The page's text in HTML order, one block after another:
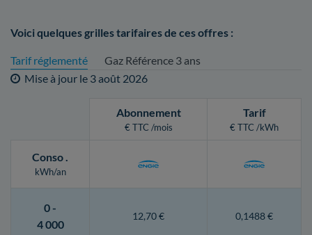
Voici quelques grilles tarifaires de ces offres :
Tarif réglementé
Gaz Référence 3 ans
Mise à jour le 3 août 2026
Abonnement
€ TTC /mois
Tarif
€ TTC /kWh
Conso.
kWh/an
0 -
4 000
12,70 € 0,1488 €